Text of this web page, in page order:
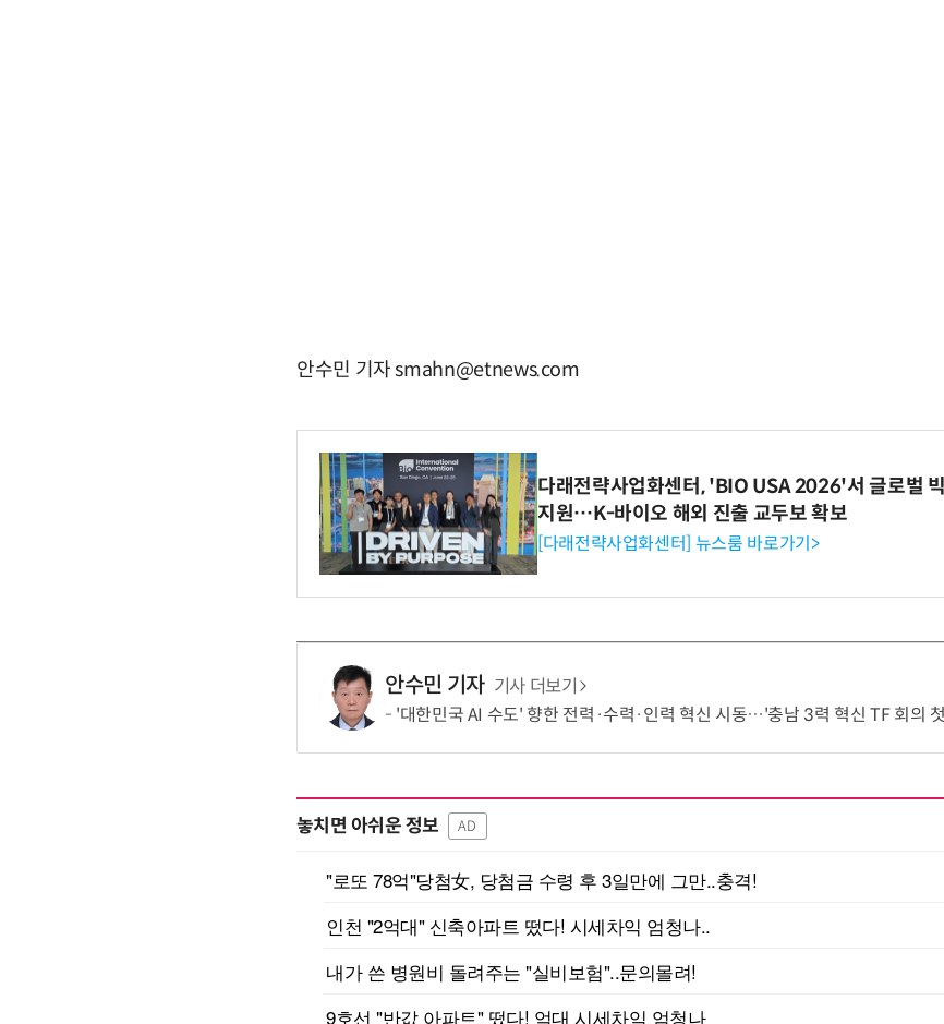
안수민 기자 smahn@etnews.com
다래전략사업화센터, 'BIO USA 2026'서 글로벌
지원…K-바이오 해외 진출 교두보 확보
[다래전략사업화센터] 뉴스룸 바로가기>
안수민 기자 기사 더보기
'대한민국 AI 수도' 향한 전력·수력·인력 혁신 시동…'충남 3력 혁신 TF 회의
놓치면 아쉬운 정보 AD